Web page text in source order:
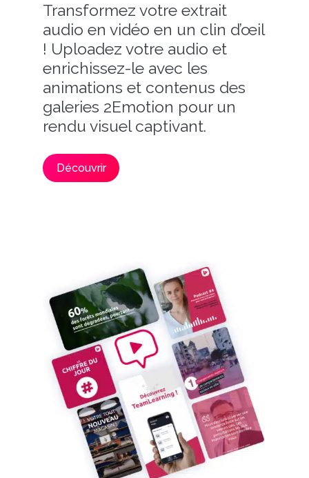
Transformez votre extrait
audio en vidéo en un clin d’œil
! Uploadez votre audio et
enrichissez-le avec les
animations et contenus des
galeries 2Emotion pour un
rendu visuel captivant.
Découvrir